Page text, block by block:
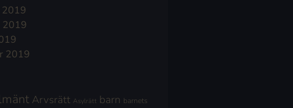
2019
2019
2019
Arvsrätt Asylrätt barn barnets